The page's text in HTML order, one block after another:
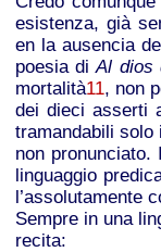
esistenza, già
en la ausencia
poesia diAl dios
mortalità11, non
dei dieci asserti
tramandabili
non
linguaggio
l’assolutamente
Sempre in una
recita: